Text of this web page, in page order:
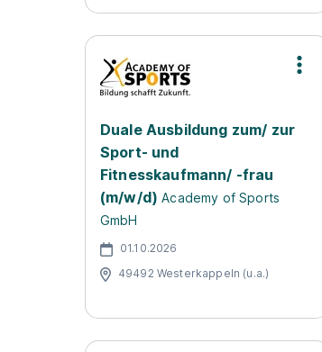
Duale Ausbildung zum/ zur
Sport- und
Fitnesskaufmann/ -frau
(m/w/d) Academy of Sports
GmbH
01.10.2026
49492 Westerkappeln (u.a.)